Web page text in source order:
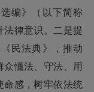
编》（以下简称
法律意识。二是提
民法典》，推动
众懂法、守法、用
命感，树牢依法统